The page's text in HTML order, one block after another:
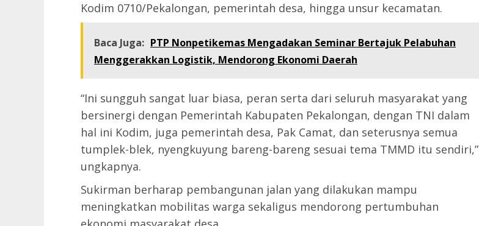
Kodim 0710/Pekalongan, pemerintah desa, hingga unsur kecamatan.
Baca Juga: PTP Nonpetikemas Mengadakan Seminar Bertajuk Pelabuhan
Menggerakkan Logistik, Mendorong Ekonomi Daerah
“Ini sungguh sangat luar biasa, peran serta dari seluruh masyarakat yang
bersinergi dengan Pemerintah Kabupaten Pekalongan, dengan TNI dalam
hal ini Kodim, juga pemerintah desa, Pak Camat, dan seterusnya semua
tumplek-blek, nyengkuyung bareng-bareng sesuai tema TMMD itu sendiri,”
ungkapnya.
Sukirman berharap pembangunan jalan yang dilakukan mampu
meningkatkan mobilitas warga sekaligus mendorong pertumbuhan